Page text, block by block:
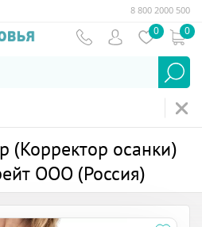
8 800 2000 500
0 0
(Корректор осанки)
ООО (Россия)